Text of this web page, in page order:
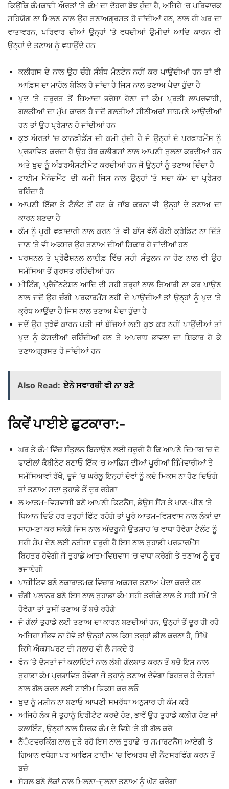
ਕਿਉਂਕਿ ਕੰਮਕਾਜ਼ੀ ਔਰਤਾਂ ‘ਤੇ ਕੰਮ ਦਾ ਦੋਹਰਾ ਬੋਝ ਹੁੰਦਾ ਹੈ, ਅਜਿਹੇ ‘ਚ ਪਰਿਵਾਰਕ
ਸਹਿਯੋਗ ਨਾ ਮਿਲਣ ਨਾਲ ਉਹ ਤਣਾਅਗ੍ਰਸਤ ਹੋ ਜਾਂਦੀਆਂ ਹਨ, ਨਾਲ ਹੀ ਘਰ ਦਾ
ਵਾਤਾਵਰਨ, ਪਰਿਵਾਰ ਦੀਆਂ ਉਨ੍ਹਾਂ ‘ਤੇ ਵਧਦੀਆਂ ਉਮੀਦਾਂ ਆਦਿ ਕਾਰਨ ਵੀ
ਉਨ੍ਹਾਂ ਦੇ ਤਣਾਅ ਨੂੰ ਵਧਾਉਂਦੇ ਹਨ
ਕਲੀਗਸ ਦੇ ਨਾਲ ਉਹ ਚੰਗੇ ਸੰਬੰਧ ਮੈਨਟੇਨ ਨਹੀਂ ਕਰ ਪਾਉਂਦੀਆਂ ਹਨ ਤਾਂ ਵੀ
ਆਫ਼ਿਸ ਦਾ ਮਾਹੌਲ ਬੋਝਿਲ ਹੋ ਜਾਂਦਾ ਹੈ ਜਿਸ ਨਾਲ ਤਣਾਅ ਪੈਦਾ ਹੁੰਦਾ ਹੈ
ਖੁਦ ‘ਤੇ ਜ਼ਰੂਰਤ ਤੋਂ ਜ਼ਿਆਦਾ ਭਰੋਸਾ ਹੋਣਾ ਜਾਂ ਕੰਮ ਪ੍ਰਤੀ ਲਾਪਰਵਾਹੀ,
ਗਲਤੀਆਂ ਦਾ ਮੁੱਖ ਕਾਰਨ ਹੈ ਜਦੋਂ ਗਲਤੀਆਂ ਸੀਨੀਅਰਾਂ ਸਾਹਮਣੇ ਆਉਂਦੀਆਂ
ਹਨ ਤਾਂ ਉਹ ਪ੍ਰੇਸ਼ਾਨ ਹੋ ਜਾਂਦੀਆਂ ਹਨ
ਕੁਝ ਔਰਤਾਂ ‘ਚ ਕਾਨਫੀਡੈਂਸ ਦੀ ਕਮੀ ਹੁੰਦੀ ਹੈ ਜੋ ਉਨ੍ਹਾਂ ਦੇ ਪਰਫਾਰਮੈਂਸ ਨੂੰ
ਪ੍ਰਭਾਵਿਤ ਕਰਦਾ ਹੈ ਉਹ ਹੋਰ ਕਲੀਗਸਾਂ ਨਾਲ ਆਪਣੀ ਤੁਲਨਾ ਕਰਦੀਆਂ ਹਨ
ਅਤੇ ਖੁਦ ਨੂੰ ਅੰਡਰਐਸਟੀਮੇਟ ਕਰਦੀਆਂ ਹਨ ਜੋ ਉਨ੍ਹਾਂ ਨੂੰ ਤਣਾਅ ਦਿੰਦਾ ਹੈ
ਟਾਈਮ ਮੈਨੇਜ਼ਮੈਂਟ ਦੀ ਕਮੀ ਜਿਸ ਨਾਲ ਉਨ੍ਹਾਂ ‘ਤੇ ਸਦਾ ਕੰਮ ਦਾ ਪ੍ਰੈਸ਼ਰ
ਰਹਿੰਦਾ ਹੈ
ਆਪਣੀ ਇੱਛਾ ਤੇ ਟੈਲੰਟ ਤੋਂ ਹਟ ਕੇ ਜਾੱਬ ਕਰਨਾ ਵੀ ਉਨ੍ਹਾਂ ਦੇ ਤਣਾਅ ਦਾ
ਕਾਰਨ ਬਣਦਾ ਹੈ
ਕੰਮ ਨੂੰ ਪੂਰੀ ਵਫਾਦਾਰੀ ਨਾਲ ਕਰਨ ‘ਤੇ ਵੀ ਬਾੱਸ ਵੱਲੋਂ ਕੋਈ ਕ੍ਰੇਡਿਟ ਨਾ ਦਿੱਤੇ
ਜਾਣ ‘ਤੇ ਵੀ ਅਕਸਰ ਉਹ ਤਣਾਅ ਦੀਆਂ ਸ਼ਿਕਾਰ ਹੋ ਜਾਂਦੀਆਂ ਹਨ
ਪਰਸਨਲ ਤੇ ਪ੍ਰੋਫੈਸ਼ਨਲ ਲਾਈਫ਼ ਵਿੱਚ ਸਹੀ ਸੰਤੁਲਨ ਨਾ ਹੋਣ ਨਾਲ ਵੀ ਉਹ
ਸਮੱਸਿਆ ਤੋਂ ਗ੍ਰਸਤ ਰਹਿੰਦੀਆਂ ਹਨ
ਮੀਟਿੰਗ, ਪ੍ਰੈਜੇਂਨਟੇਸ਼ਨ ਆਦਿ ਦੀ ਸਹੀ ਤਰ੍ਹਾਂ ਨਾਲ ਤਿਆਰੀ ਨਾ ਕਰ ਪਾਉਣ
ਨਾਲ ਜਦੋਂ ਉਹ ਚੰਗੀ ਪਰਫਾਰਮੈਂਸ ਨਹੀਂ ਦੇ ਪਾਉਂਦੀਆਂ ਤਾਂ ਉਨ੍ਹਾਂ ਨੂੰ ਖੁਦ ‘ਤੇ
ਕ੍ਰੋਧ ਆਉਂਦਾ ਹੈ ਜਿਸ ਨਾਲ ਤਣਾਅ ਪੈਦਾ ਹੁੰਦਾ ਹੈ
ਜਦੋਂ ਉਹ ਰੁਝੇਵੇਂ ਕਾਰਨ ਪਤੀ ਜਾਂ ਬੱਚਿਆਂ ਲਈ ਕੁਝ ਕਰ ਨਹੀਂ ਪਾਉਂਦੀਆਂ ਤਾਂ
ਖੁਦ ਨੂੰ ਕੋਸਦੀਆਂ ਰਹਿੰਦੀਆਂ ਹਨ ਤੇ ਅਪਰਾਧ ਭਾਵਨਾ ਦਾ ਸ਼ਿਕਾਰ ਹੋ ਕੇ
ਤਣਾਅਗ੍ਰਸਤ ਹੋ ਜਾਂਦੀਆਂ ਹਨ
Also Read: ਏਨੇ ਸਵਾਰਥੀ ਵੀ ਨਾ ਬਣੋ
ਕਿਵੇਂ ਪਾਈਏ ਛੁਟਕਾਰਾ:-
ਘਰ ਤੇ ਕੰਮ ਵਿੱਚ ਸੰਤੁਲਨ ਬਿਠਾਉਣ ਲਈ ਜ਼ਰੂਰੀ ਹੈ ਕਿ ਆਪਣੇ ਦਿਮਾਗ ‘ਚ ਦੋ
ਫਾਈਲਾਂ ਕੈਬੀਨੇਟ ਬਣਾਓ ਇੱਕ ‘ਚ ਆਫ਼ਿਸ ਦੀਆਂ ਪੂਰੀਆਂ ਜ਼ਿੰਮੇਵਾਰੀਆਂ ਤੇ
ਸਮੱਸਿਆਵਾਂ ਰੱਖੋ, ਦੂਜੇ ‘ਚ ਘਰੇਲੂ ਇਨ੍ਹਾਂ ਦੋਵਾਂ ਨੂੰ ਕਦੇ ਮਿਕਸ ਨਾ ਹੋਣ ਦਿਓਗੇ
ਤਾਂ ਤਣਾਅ ਸਦਾ ਤੁਹਾਡੇ ਤੋਂ ਦੂਰ ਰਹੇਗਾ
ਲ ਆਤਮ-ਵਿਸ਼ਵਾਸੀ ਬਣੋ ਆਪਣੀ ਫਿਟਨੈੱਸ, ਡੇਊਸ ਸੈਂਸ ਤੇ ਖਾਣ-ਪੀਣ ‘ਤੇ
ਧਿਆਨ ਦਿਓ ਹਰ ਤਰ੍ਹਾਂ ਫਿੱਟ ਰਹੋਗੇ ਤਾਂ ਪੂਰੇ ਆਤਮ-ਵਿਸ਼ਵਾਸ ਨਾਲ ਲੋਕਾਂ ਦਾ
ਸਾਹਮਣਾ ਕਰ ਸਕੋਗੇ ਜਿਸ ਨਾਲ ਅੰਦਰੂਨੀ ਉਤਸ਼ਾਹ ‘ਚ ਵਾਧਾ ਹੋਵੇਗਾ ਟੈਲੰਟ ਨੂੰ
ਸਹੀ ਸ਼ੇਪ ਦੇਣ ਲਈ ਨਤੀਜਾ ਜ਼ਰੂਰੀ ਹੈ ਇਸ ਨਾਲ ਤੁਹਾਡੀ ਪਰਫਾਰਮੈਂਸ
ਬਿਹਤਰ ਹੋਵੇਗੀ ਜੋ ਤੁਹਾਡੇ ਆਤਮਵਿਸ਼ਵਾਸ ‘ਚ ਵਾਧਾ ਕਰੇਗੀ ਤੇ ਤਣਾਅ ਨੂੰ ਦੂਰ
ਭਜਾਏਗੀ
ਪਾਜ਼ੀਟਿਵ ਬਣੋ ਨਕਾਰਾਤਮਕ ਵਿਚਾਰ ਅਕਸਰ ਤਣਾਅ ਪੈਦਾ ਕਰਦੇ ਹਨ
ਚੰਗੀ ਪਲਾਨਰ ਬਣੋ ਇਸ ਨਾਲ ਤੁਹਾਡਾ ਕੰਮ ਸਹੀ ਤਰੀਕੇ ਨਾਲ ਤੇ ਸਹੀ ਸਮੇਂ ‘ਤੇ
ਹੋਵੇਗਾ ਤਾਂ ਤੁਸੀਂ ਤਣਾਅ ਤੋਂ ਬਚੇ ਰਹੋਗੇ
ਜੋ ਗੱਲਾਂ ਤੁਹਾਡੇ ਲਈ ਤਣਾਅ ਦਾ ਕਾਰਨ ਬਣਦੀਆਂ ਹਨ, ਉਨ੍ਹਾਂ ਤੋਂ ਦੂਰ ਹੀ ਰਹੋ
ਅਜਿਹਾ ਸੰਭਵ ਨਾ ਹੋਵੇ ਤਾਂ ਉਨ੍ਹਾਂ ਨਾਲ ਕਿਸ ਤਰ੍ਹਾਂ ਡੀਲ ਕਰਨਾ ਹੈ, ਸਿੱਖੋ
ਕਿਸੇ ਐਕਸਪਰਟ ਦੀ ਸਲਾਹ ਵੀ ਲੈ ਸਕਦੇ ਹੋ
ਫੋਨ ‘ਤੇ ਦੋਸਤਾਂ ਜਾਂ ਕਲਾਇੰਟਾਂ ਨਾਲ ਲੰਬੀ ਗੱਲਬਾਤ ਕਰਨ ਤੋਂ ਬਚੋ ਇਸ ਨਾਲ
ਤੁਹਾਡਾ ਕੰਮ ਪ੍ਰਭਾਵਿਤ ਹੋਵੇਗਾ ਜੋ ਤੁਹਾਨੂੰ ਤਣਾਅ ਦੇਵੇਗਾ ਬਿਹਤਰ ਹੈ ਦੋਸਤਾਂ
ਨਾਲ ਗੱਲ ਕਰਨ ਲਈ ਟਾਈਮ ਫਿਕਸ ਕਰ ਲਓ
ਖੁਦ ਨੂੰ ਮਸ਼ੀਨ ਨਾ ਬਣਾਓ ਆਪਣੀ ਸਮਰੱਥਾ ਅਨੁਸਾਰ ਹੀ ਕੰਮ ਕਰੋ
ਅਜਿਹੇ ਲੋਕ ਜੋ ਤੁਹਾਨੂੰ ਇਰੀਟੇਟ ਕਰਦੇ ਹੋਣ, ਭਾਵੇਂ ਉਹ ਤੁਹਾਡੇ ਕਲੀਗ ਹੋਣ ਜਾਂ
ਕਲਾਇੰਟ, ਉਨ੍ਹਾਂ ਨਾਲ ਸਿਰਫ਼ ਕੰਮ ਦੇ ਵਿਸ਼ੇ ‘ਤੇ ਹੀ ਗੱਲ ਕਰੋ
ਨੈੱੈਟਵਰਕਿੰਗ ਨਾਲ ਜੁੜੇ ਰਹੋ ਇਸ ਨਾਲ ਤੁਹਾਡੇ ‘ਚ ਸਮਾਰਟਨੈੱਸ ਆਏਗੀ ਤੇ
ਗਿਆਨ ਵਧੇਗਾ ਪਰ ਆਫਿਸ ਟਾਈਮ ‘ਚ ਵਿਅਰਥ ਦੀ ਨੈੱਟਸਰਫਿੰਗ ਕਰਨ ਤੋਂ
ਬਚੋ
ਸੋਸ਼ਲ ਬਣੋ ਲੋਕਾਂ ਨਾਲ ਮਿਲਣਾ-ਜੁਲਣਾ ਤਣਾਅ ਨੂੰ ਘੱਟ ਕਰੇਗਾ